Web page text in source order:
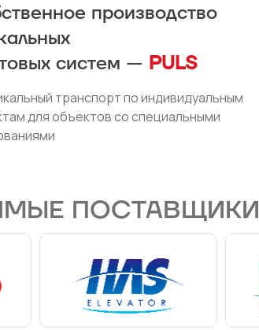
производство
систем — PULS
транспорт по индивидуальным
для объектов со специальными
ПОСТАВЩИКИ